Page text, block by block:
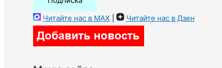
Читайте нас в MAX Читайте нас в Дзен